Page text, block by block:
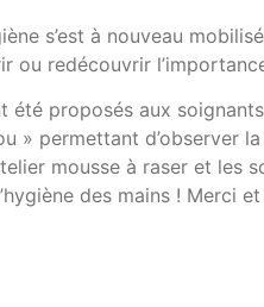
s’est à nouveau
ou redécouvrir
été proposés aux
» permettant d’observer
mousse à raser et les
des mains ! Merci